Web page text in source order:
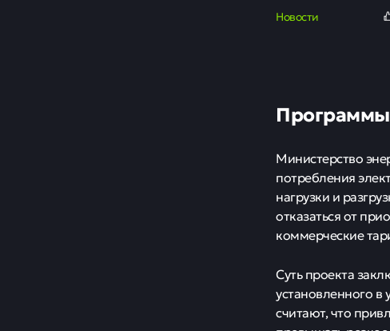
Новости
Программы
Министерство
потребления
нагрузки и
отказаться от
коммерческие
Суть проекта
установленного в
считают, что